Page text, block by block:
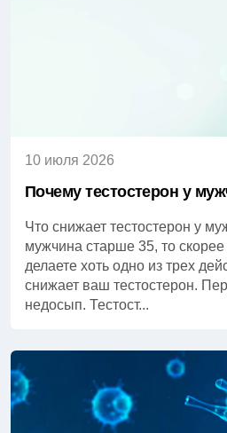
10 июля 2026
Почему тестостерон у
Что снижает тестостерон у
мужчина старше 35, то
делаете хоть одно из трех
снижает ваш тестостерон.
недосып. Тестост...